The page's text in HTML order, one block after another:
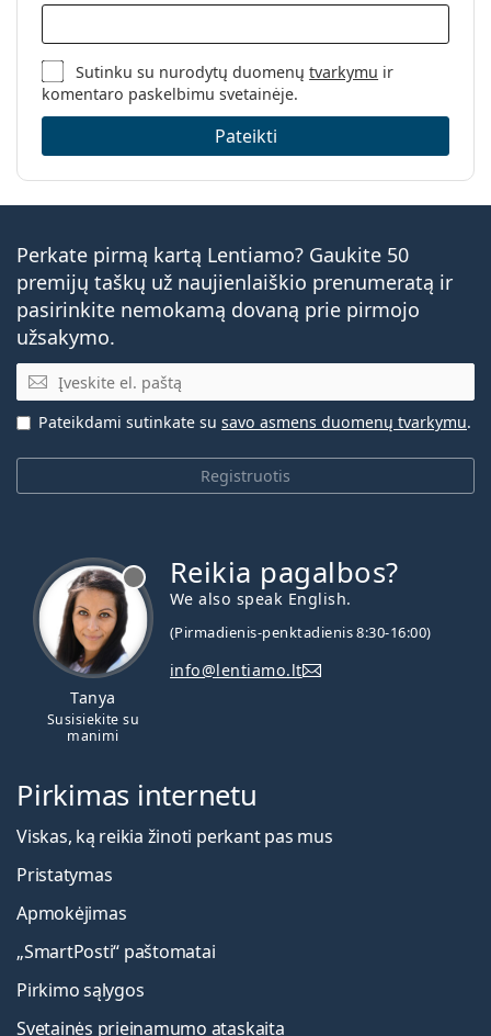
Sutinku su nurodytų duomenųtvarkymu ir
komentaro paskelbimu svetainėje.
Pateikti
Perkate pirmą kartą Lentiamo? Gaukite 50
premijų taškų už naujienlaiškio prenumeratą ir
pasirinkite nemokamą dovaną prie pirmojo
užsakymo.
El. pašto adresas
Registruotis
Pateikdami sutinkate su savo asmens duomenų tvarkymu.
Tanya
Susisiekite su
manimi
Reikia pagalbos?
We also speak English.
(Pirmadienis-penktadienis 8:30-16:00)
info@lentiamo.lt
Pirkimas internetu
Viskas, ką reikia žinoti perkant pas mus
Pristatymas
Apmokėjimas
„SmartPosti“ paštomatai
Pirkimo sąlygos
Svetainės prieinamumo ataskaita